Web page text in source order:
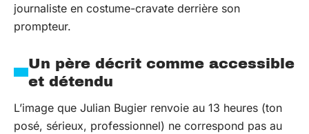
journaliste en costume-cravate derrière son
prompteur.
Un père décrit comme accessible
et détendu
L’image que Julian Bugier renvoie au 13 heures (ton
posé, sérieux, professionnel) ne correspond pas au